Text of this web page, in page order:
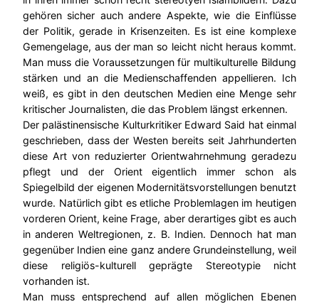
gehören sicher auch andere Aspekte, wie die Einflüsse
der Politik, gerade in Krisenzeiten. Es ist eine komplexe
Gemengelage, aus der man so leicht nicht heraus kommt.
Man muss die Voraussetzungen für multikulturelle Bildung
stärken und an die Medienschaffenden appellieren. Ich
weiß, es gibt in den deutschen Medien eine Menge sehr
kritischer Journalisten, die das Problem längst erkennen.
Der palästinensische Kulturkritiker Edward Said hat einmal
geschrieben, dass der Westen bereits seit Jahrhunderten
diese Art von reduzierter Orientwahrnehmung geradezu
pflegt und der Orient eigentlich immer schon als
Spiegelbild der eigenen Modernitätsvorstellungen benutzt
wurde. Natürlich gibt es etliche Problemlagen im heutigen
vorderen Orient, keine Frage, aber derartiges gibt es auch
in anderen Weltregionen, z. B. Indien. Dennoch hat man
gegenüber Indien eine ganz andere Grundeinstellung, weil
diese religiös-kulturell geprägte Stereotypie nicht
vorhanden ist.
Man muss entsprechend auf allen möglichen Ebenen